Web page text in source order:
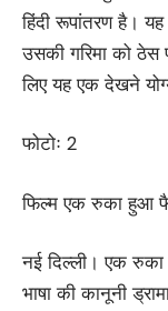
हिंदी रूपांतरण है।
उसकी गरिमा को ठेस
लिए यह एक देखने
फोटोः 2
फिल्म एक रुका हुआ
नई दिल्ली। एक
भाषा की कानूनी